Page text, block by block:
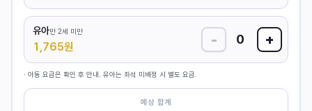
유아만 2세 미만
1,765원 - 0 +
· 아동 요금은 확인 후 안내. 유아는 좌석 미배정 시 별도 요금.
예상 합계